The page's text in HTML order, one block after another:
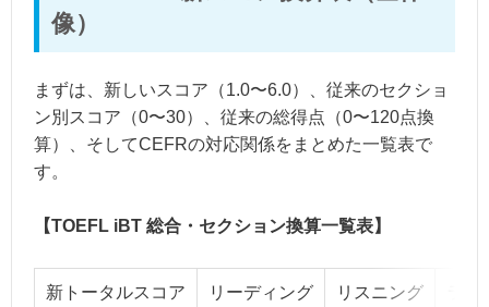
像）
まずは、新しいスコア（1.0〜6.0）、従来のセクショ
ン別スコア（0〜30）、従来の総得点（0〜120点換
算）、そしてCEFRの対応関係をまとめた一覧表で
す。
【TOEFL iBT 総合・セクション換算一覧表】
新トータルスコア リーディング リスニング